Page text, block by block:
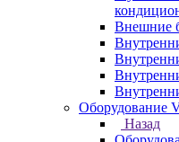
Внешние
Оборудование
Назад